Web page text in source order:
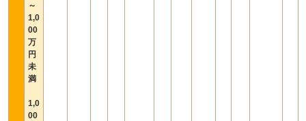
～
1,0
00
万
円
未
満
1,0
00